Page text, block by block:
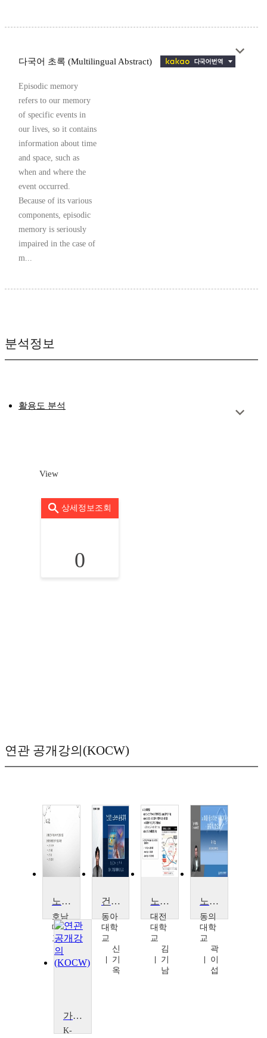
다국어 초록 (Multilingual Abstract)
Episodic memory
refers to our memory
of specific events in
our lives, so it contains
information about time
and space, such as
when and where the
event occurred.
Because of its various
components, episodic
memory is seriously
impaired in the case of
m...
분석정보
활용도 분석
View
상세정보조회
0
연관 공개강의(KOCW)
노화와 의사소통장애
호남
대학
교
경
건강한 노화와 운동과학
동아
대학
교
신
기
옥
노화와 영양
대전
대학
교
김
기
남
노화를 준비하는 우리에게 운동의 중요성
동의
대학
교
곽
이
섭
가상현실 심화교육과정 (디지털 트윈)
K-